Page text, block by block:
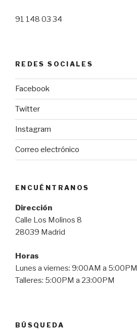
91 148 03 34
REDES SOCIALES
Facebook
Twitter
Instagram
Correo electrónico
ENCUÉNTRANOS
Dirección
Calle Los Molinos 8
28039 Madrid
Horas
Lunes a viernes: 9:00AM a 5:00PM
Talleres: 5:00PM a 23:00PM
BÚSQUEDA